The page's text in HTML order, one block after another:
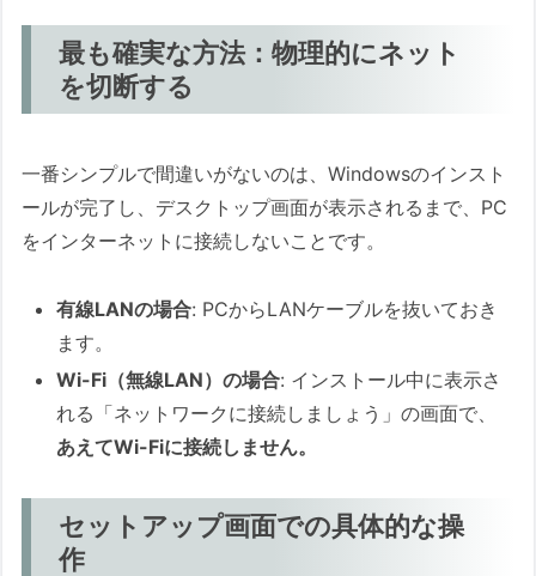
すか？
記事中の専門用語の解説
域の確認を！
これは対岸の火事ではなく、あなたのPC
の問題です
記事へのご質問やフィードバックについて
この記事中の広告リンクについて
最も確実な方法：物理的にネット
を切断する
一番シンプルで間違いがないのは、Windowsのインスト
ールが完了し、デスクトップ画面が表示されるまで、PC
をインターネットに接続しないことです。
有線LANの場合: PCからLANケーブルを抜いておき
ます。
Wi-Fi（無線LAN）の場合: インストール中に表示さ
れる「ネットワークに接続しましょう」の画面で、
あえてWi-Fiに接続しません。
セットアップ画面での具体的な操
作